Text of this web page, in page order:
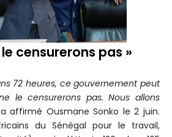
censurerons pas »
72 heures, ce gouvernement peut
le censurerons pas. Nous allons
a affirmé Ousmane Sonko le 2 juin.
du Sénégal pour le travail,